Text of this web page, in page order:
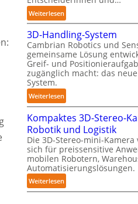
r
c
h
:
T
r
e
f
p
u
n
k
t
f
ü
r
p
Weiterlesen:
A
u
t
o
m
a
t
i
i
e
r
u
n
g
s
3D-Handling-System
Cambrian Robotics und
gemeinsame Lösung
Greif- und
zugänglich macht: das
System.
Weiterlesen:
3
D
-
H
a
n
d
l
Kompaktes 3D-Stereo-
Robotik und Logistik
Die 3D-Stereo-mini-
sich für preissensitive
mobilen Robotern,
Automatisierungslösungen.
Weiterlesen:
K